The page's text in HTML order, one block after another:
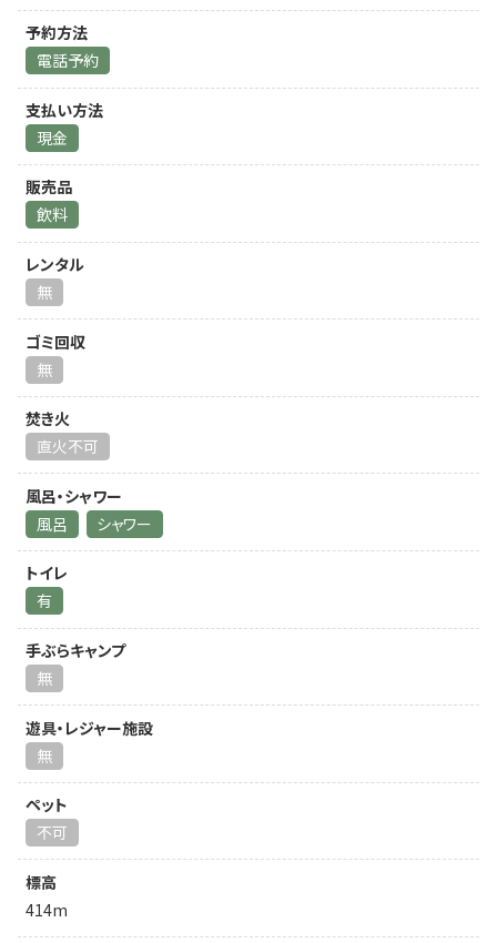
予約方法
電話予約
支払い方法
現金
販売品
飲料
レンタル
無
ゴミ回収
無
焚き火
直火不可
風呂・シャワー
風呂
シャワー
トイレ
有
手ぶらキャンプ
無
遊具・レジャー施設
無
ペット
不可
標高
414m